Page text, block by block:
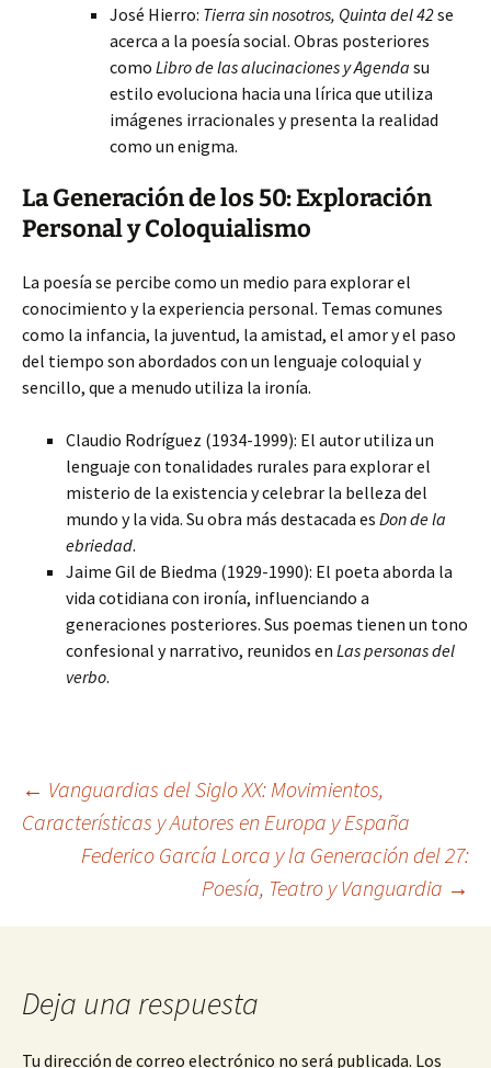
José Hierro: Tierra sin nosotros, Quinta del 42se
acerca a la poesía social. Obras posteriores
como Libro de las alucinaciones y Agenda su
estilo evoluciona hacia una lírica que utiliza
imágenes irracionales y presenta la realidad
como un enigma.
La Generación de los 50: Exploración
Personal y Coloquialismo
La poesía se percibe como un medio para explorar el
conocimiento y la experiencia personal. Temas comunes
como la infancia, la juventud, la amistad, el amor y el paso
del tiempo son abordados con un lenguaje coloquial y
sencillo, que a menudo utiliza la ironía.
Claudio Rodríguez (1934-1999): El autor utiliza un
lenguaje con tonalidades rurales para explorar el
misterio de la existencia y celebrar la belleza del
mundo y la vida. Su obra más destacada es Don de la
ebriedad.
Jaime Gil de Biedma (1929-1990): El poeta aborda la
vida cotidiana con ironía, influenciando a
generaciones posteriores. Sus poemas tienen un tono
confesional y narrativo, reunidos en Las personas del
verbo.
Navegación
entradas
← Vanguardias del Siglo XX: Movimientos,
Características y Autores en Europa y España
Federico García Lorca y la Generación del 27:
Poesía, Teatro y Vanguardia →
Deja una respuesta
Tu dirección de correo electrónico no será publicada. Los